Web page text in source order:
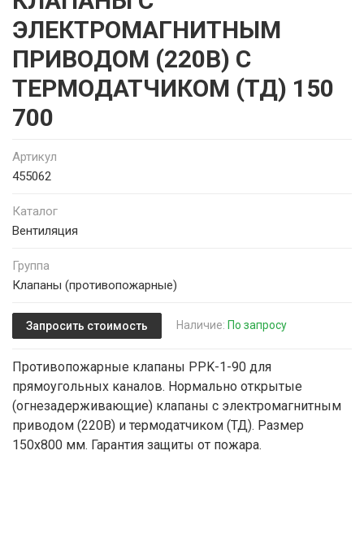
ЭЛЕКТРОМАГНИТНЫМ
ПРИВОДОМ (220В) С
ТЕРМОДАТЧИКОМ (ТД) 150
700
Артикул
455062
Каталог
Вентиляция
Группа
Клапаны (противопожарные)
Запросить стоимость Наличие: По запросу
Противопожарные клапаны PPK-1-90 для
прямоугольных каналов. Нормально открытые
(огнезадерживающие) клапаны с электромагнитным
приводом (220В) и термодатчиком (ТД). Размер
150x800 мм. Гарантия защиты от пожара.